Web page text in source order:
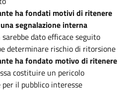
ha fondati motivi di ritenere
segnalazione interna
dato efficace seguito
determinare rischio di ritorsione
ha fondato motivo di ritenere
costituire un pericolo
il pubblico interesse